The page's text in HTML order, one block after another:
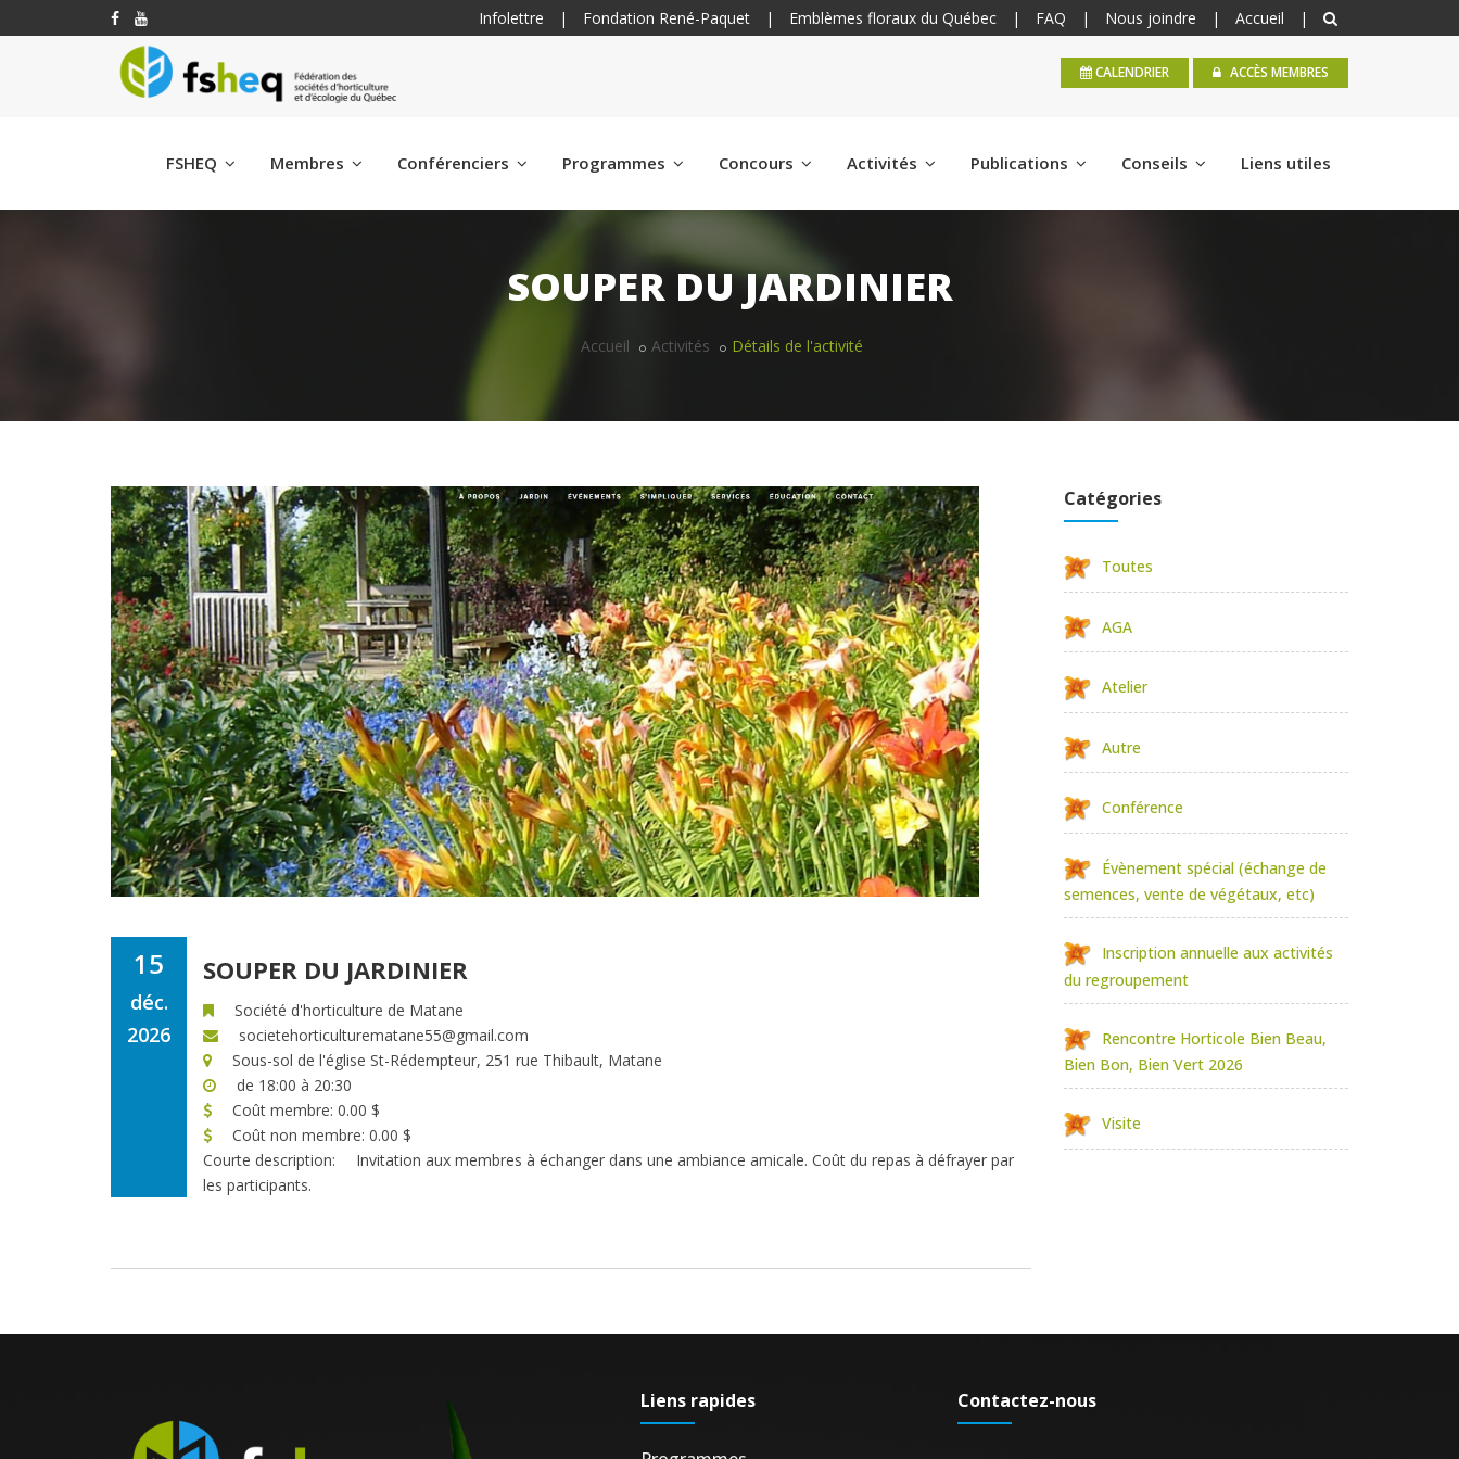
Infolettre | Fondation René-Paquet | Emblèmes floraux du Québec | FAQ | Nous joindre | Accueil |
CALENDRIER ACCÈS MEMBRES
FSHEQ Membres Conférenciers Programmes Concours Activités Publications Conseils Liens utiles
SOUPER DU JARDINIER
Accueil Activités Détails de l'activité
15
déc.
2026
SOUPER DU JARDINIER
Société d'horticulture de Matane
societehorticulturematane55@gmail.com
Sous-sol de l'église St-Rédempteur, 251 rue Thibault, Matane
de 18:00 à 20:30
Coût membre: 0.00 $
Coût non membre: 0.00 $
Courte description:
Invitation aux membres à échanger dans une ambiance amicale. Coût du repas à défrayer par
les participants.
Catégories
Toutes
AGA
Atelier
Autre
Conférence
Évènement spécial (échange de
semences, vente de végétaux, etc)
Inscription annuelle aux activités
du regroupement
Rencontre Horticole Bien Beau,
Bien Bon, Bien Vert 2026
Visite
Liens rapides Contactez-nous